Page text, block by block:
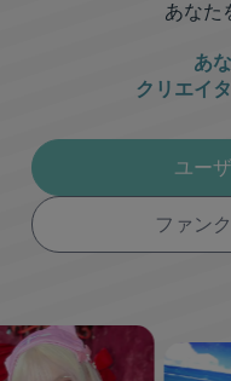
あなた
あ
クリエイ
ユー
ファン